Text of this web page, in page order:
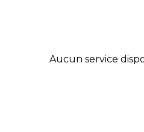
Aucun service